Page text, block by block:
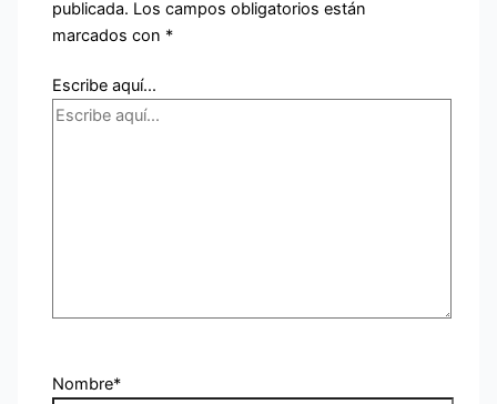
publicada. Los campos obligatorios están
marcados con *
Escribe aquí...
Nombre*